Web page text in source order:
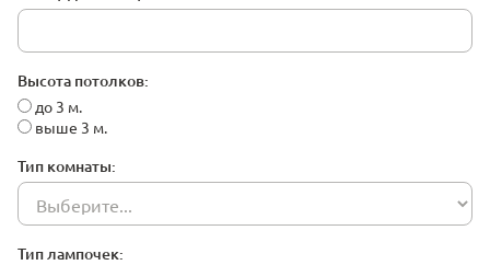
Высота потолков:
до 3 м.
выше 3 м.
Тип комнаты:
Тип лампочек: